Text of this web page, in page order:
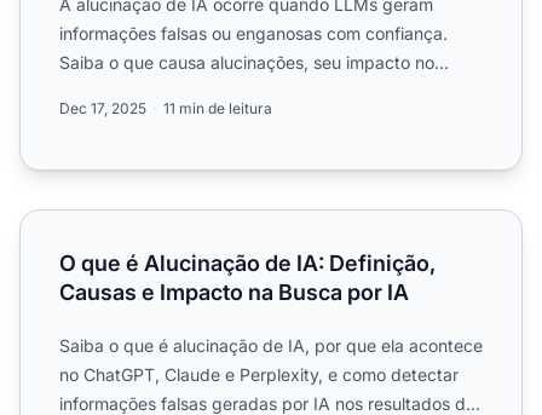
A alucinação de IA ocorre quando LLMs geram
informações falsas ou enganosas com confiança.
Saiba o que causa alucinações, seu impacto no
Dec 17, 2025 11 min de leitura
O que é Alucinação de IA: Definição, Causas e Impacto
O que é Alucinação de IA: Definição,
Causas e Impacto na Busca por IA
Saiba o que é alucinação de IA, por que ela acontece
no ChatGPT, Claude e Perplexity, e como detectar
informações falsas geradas por IA nos resultados de